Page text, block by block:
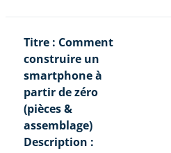
Titre : Comment
construire un
smartphone à
partir de zéro
(pièces &
assemblage)
Description :